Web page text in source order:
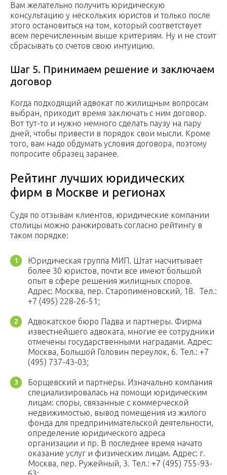
Вам желательно получить юридическую
консультацию у нескольких юристов и только после
этого остановиться на том, который соответствует
всем перечисленным выше критериям. Ну и не стоит
сбрасывать со счетов свою интуицию.
Шаг 5. Принимаем решение и заключаем
договор
Когда подходящий адвокат по жилищным вопросам
выбран, приходит время заключать с ним договор.
Вот тут-то и нужно немного сделать паузу на пару
дней, чтобы привести в порядок свои мысли. Кроме
того, вам надо обдумать условия договора, поэтому
попросите образец заранее.
Рейтинг лучших юридических
фирм в Москве и регионах
Судя по отзывам клиентов, юридические компании
столицы можно ранжировать согласно рейтингу в
таком порядке:
Юридическая группа МИП. Штат насчитывает
более 30 юристов, почти все имеют большой
опыт в сфере решения жилищных споров.
Адрес: Москва, пер. Старопименовский, 18. Тел.:
+7 (495) 228-26-51;
Адвокатское бюро Падва и партнеры. Фирма
известнейшего адвоката, многие ее сотрудники
отмечены государственными наградами. Адрес:
Москва, Большой Головин переулок, 6. Тел.: +7
(495) 737-43-03;
Борщевский и партнеры. Изначально компания
специализировалась на помощи юридическим
лицам: споры, связанные с коммерческой
недвижимостью, вывод помещения из жилого
фонда для предпринимательской деятельности,
определение юридического адреса
организации и пр. В последнее время начато
оказание услуг и физическим лицам. Адрес: г.
Москва, пер. Ружейный, 3. Тел.: +7 (495) 755-93-